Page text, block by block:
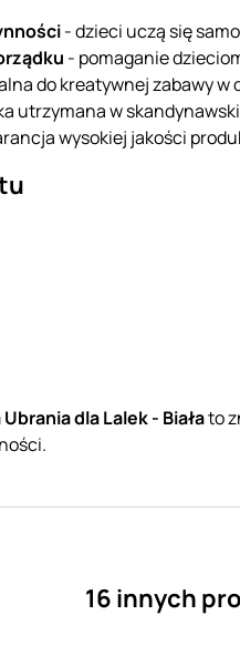
- dzieci uczą się
- pomaganie
do kreatywnej zabawy w
utrzymana w
wysokiej jakości
dla Lalek - Białato
16 innych